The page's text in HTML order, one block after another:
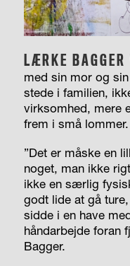
LÆRKE BAGGER
med sin mor og
stede i familien,
virksomhed, mere
frem i små lommer.
”Det er måske en
noget, man ikke
ikke en særlig
godt lide at gå
sidde i en have
håndarbejde foran
Bagger.